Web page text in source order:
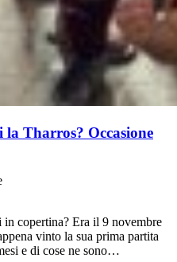
Tharros? Occasione
in copertina? Era il 9 novembre
vinto la sua prima partita
e di cose ne sono…